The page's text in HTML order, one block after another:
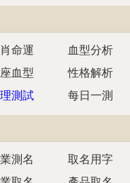
命運
血型分析
血型
性格解析
測試 每日一測
測名
取名用字